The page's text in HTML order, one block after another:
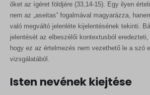
őket az ígéret földjére (33,14-15). Egy ilyen
nem az „aseitas” fogalmával magyarázza,
való megváltó jelenléte kijelentésének tekinti.
jelentését az elbeszélői kontextusból
hogy ez az értelmezés nem vezethető le a szó
vizsgálatából.
Isten nevének kiejtése